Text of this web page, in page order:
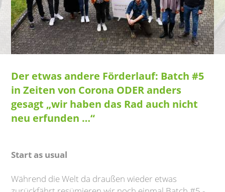
Der etwas andere Förderlauf: Batch #5
in Zeiten von Corona ODER anders
gesagt „wir haben das Rad auch nicht
neu erfunden …“
Start as usual
Während die Welt da draußen wieder etwas